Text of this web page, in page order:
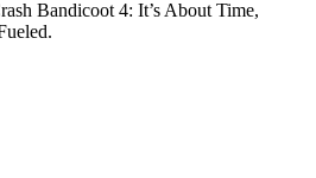
Bandicoot 4: It’s About Time,